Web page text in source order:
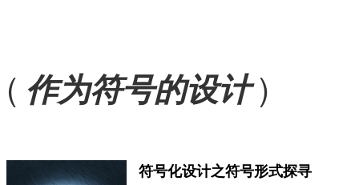
( 作为符号的设计)
符号化设计之符号形式探寻